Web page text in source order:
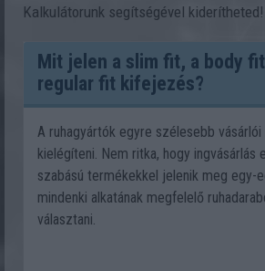
Kalkulátorunk segítségével kiderítheted!
Mit jelen a slim fit, a body
regular fit kifejezés?
A ruhagyártók egyre szélesebb
kielégíteni. Nem ritka, hogy ingvásárlás
szabású termékekkel jelenik meg egy-
mindenki alkatának megfelelő
választani.